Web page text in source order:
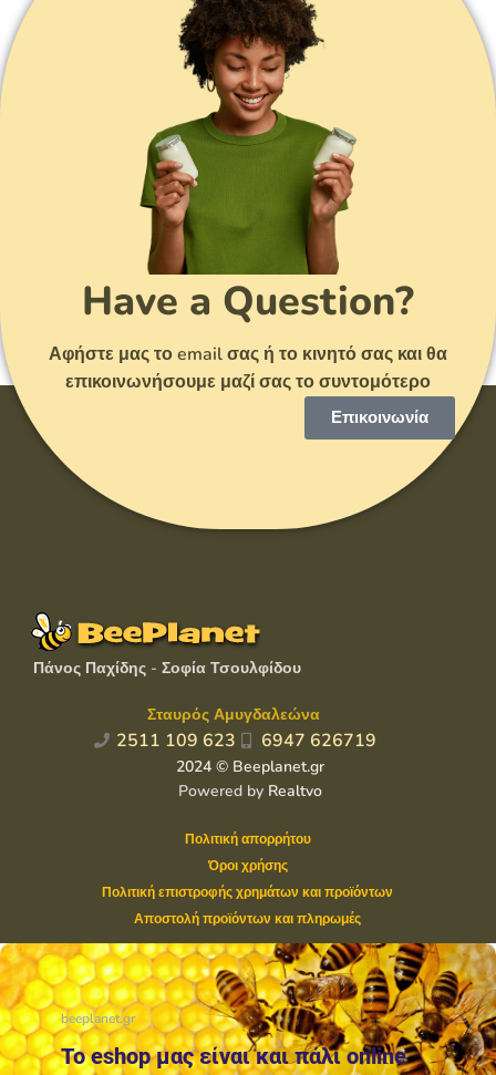
Have a Question?
Αφήστε μας το email σας ή το κινητό σας και θα
επικοινωνήσουμε μαζί σας το συντομότερο
Επικοινωνία
Πάνος Παχίδης - Σοφία Τσουλφίδου
Σταυρός Αμυγδαλεώνα
2511 109 623 6947 626719
2024 © Beeplanet.gr
Powered by Realtvo
Πολιτική απορρήτου
Όροι χρήσης
Πολιτική επιστροφής χρημάτων και προϊόντων
Αποστολή προϊόντων και πληρωμές
beeplanet.gr
Το eshop μας είναι και πάλι online